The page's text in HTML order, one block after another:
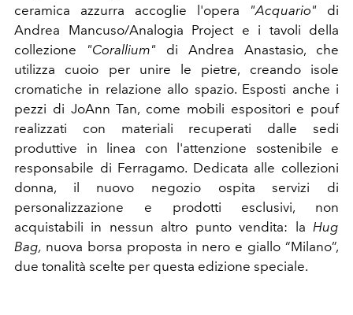
ceramica azzurra accoglie l'opera "Acquario" di
Andrea Mancuso/Analogia Project e i tavoli della
collezione "Corallium" di Andrea Anastasio, che
utilizza cuoio per unire le pietre, creando isole
cromatiche in relazione allo spazio. Esposti anche i
pezzi di JoAnn Tan, come mobili espositori e pouf
realizzati con materiali recuperati dalle sedi
produttive in linea con l'attenzione sostenibile e
responsabile di Ferragamo. Dedicata alle collezioni
donna, il nuovo negozio ospita servizi di
personalizzazione e prodotti esclusivi, non
acquistabili in nessun altro punto vendita: la Hug
Bag, nuova borsa proposta in nero e giallo “Milano”,
due tonalità scelte per questa edizione speciale.